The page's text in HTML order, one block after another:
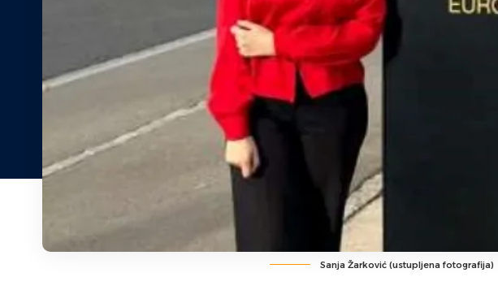
Sanja Žarković (ustupljena fotografija)